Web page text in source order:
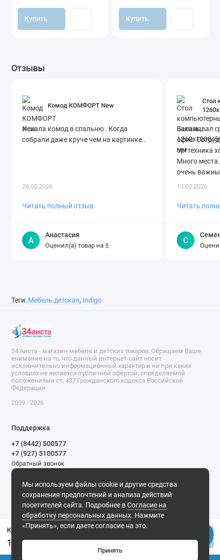
Кровать детская "София" NEW 6в1 круг-овал с универсальным маятником(Indigo) (белый-натуральный арт.106601-6)
11 099 р.
Купить Купить
Отзывы
Комод КОМФОРТ New
Искала комод в спальню . Когда
собрали даже круче чем на картинке..
28.02.2026
Читать полный отзыв
А
Анастасия
Оценил(а) товар на 5
Стол
Заказывал
офис.
оргтехника
Много места
очень
оперативно!
13.02.2026
Читать
С
Теги: Мебель детская, Indigo
Мы используем файлы cookie и другие средства
сохранения предпочтений и анализа действий
посетителей сайта. Подробнее вСогласие на
обработку персональных данных. Нажмите
«Принять», если даете согласие на это.
Принять
34 Аиста - магазин мебели и детских товаров. Обращаем Ваше
внимание на то, что данный интернет-сайт носит
исключительно информационный характер и ни при каких
условиях не является публичной офертой, определяемой
положениями ст. 437 Гражданского кодекса Российской
Федерации
2009 - 2026
Поддержка
+7 (8442) 500577
+7 (927) 5100577
Обратный звонок
Мы в сети